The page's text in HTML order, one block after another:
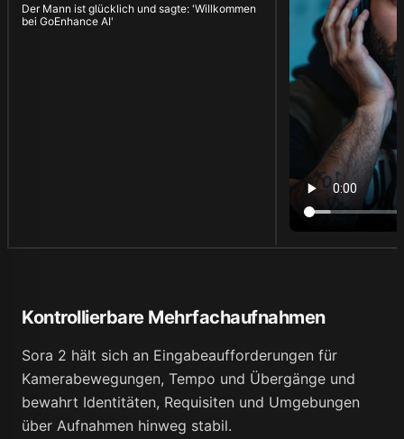
Der Mann ist glücklich und sagte: 'Willkommen
bei GoEnhance AI'
Kontrollierbare Mehrfachaufnahmen
Sora 2 hält sich an Eingabeaufforderungen für
Kamerabewegungen, Tempo und Übergänge und
bewahrt Identitäten, Requisiten und Umgebungen
über Aufnahmen hinweg stabil.